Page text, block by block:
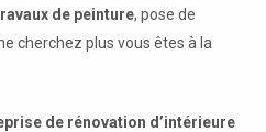
de peinture, pose de
cherchez plus vous êtes à la
de rénovation d’intérieure